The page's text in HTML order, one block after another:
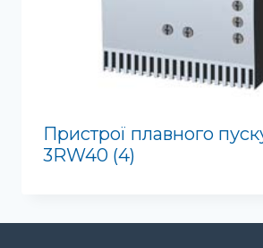
Пристрої плавного
3RW40 (4)